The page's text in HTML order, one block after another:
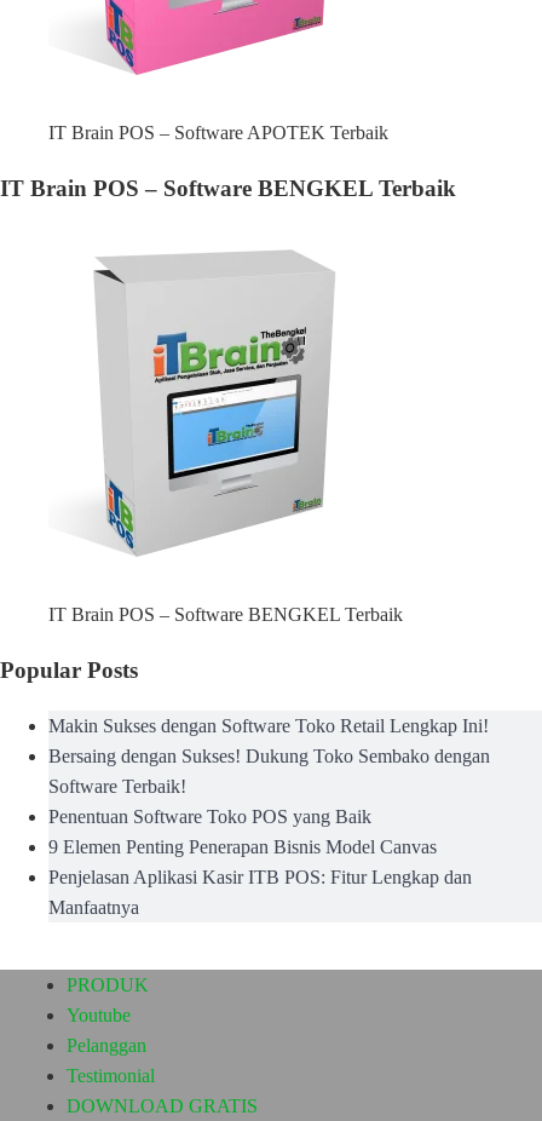
IT Brain POS – Software APOTEK Terbaik
IT Brain POS – Software BENGKEL Terbaik
IT Brain POS – Software BENGKEL Terbaik
Popular Posts
Makin Sukses dengan Software Toko Retail Lengkap Ini!
Bersaing dengan Sukses! Dukung Toko Sembako dengan
Software Terbaik!
Penentuan Software Toko POS yang Baik
9 Elemen Penting Penerapan Bisnis Model Canvas
Penjelasan Aplikasi Kasir ITB POS: Fitur Lengkap dan
Manfaatnya
PRODUK
Youtube
Pelanggan
Testimonial
DOWNLOAD GRATIS